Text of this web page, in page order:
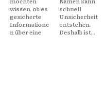
wissen, ob es
gesicherte
Informatione
n über eine
schnell
Unsicherheit
entstehen.
Deshalb ist...